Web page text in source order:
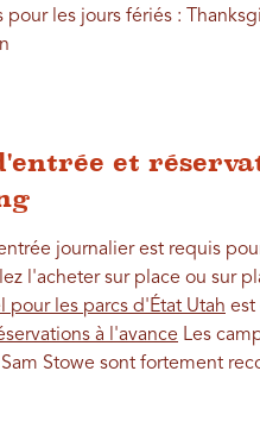
pour les jours fériés :
et
journalier est requis
l'acheter sur place ou sur
pour les parcs d'État Utah est
à l'avance Les
Stowe sont fortement